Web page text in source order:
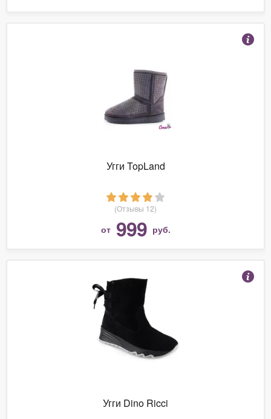
Угги TopLand
(Отзывы 12)
от 999 руб.
Угги Dino Ricci